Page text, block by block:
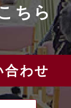
ちら
合わせ